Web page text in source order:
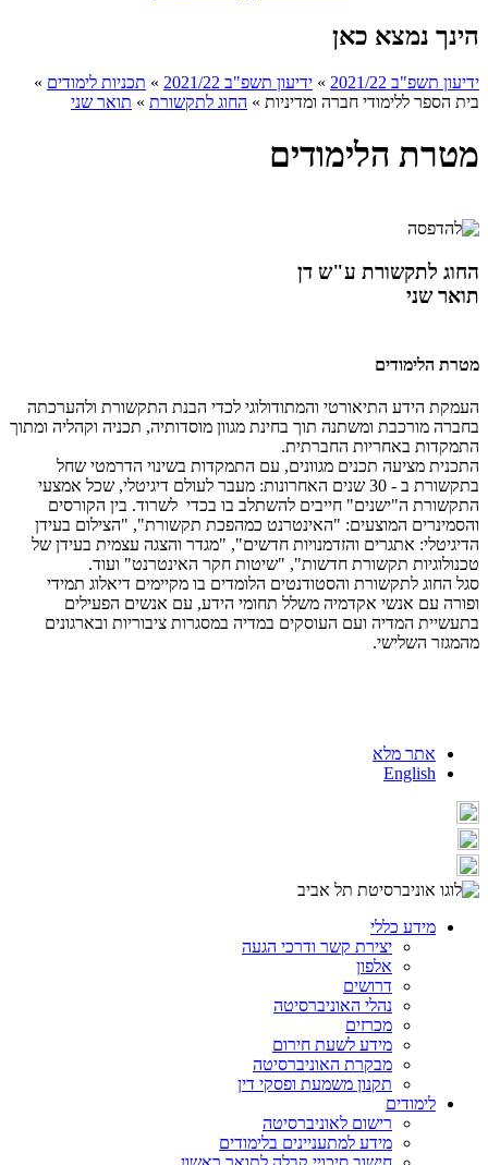
הינך נמצא כאן
ידיעון תשפ"ב 2021/22 » ידיעון תשפ"ב 2021/22 » תכניות לימודים »
בית הספר ללימודי חברה ומדיניות » החוג לתקשורת » תואר שני
מטרת הלימודים
החוג לתקשורת ע"ש דן
תואר שני
מטרת הלימודים
העמקת הידע התיאורטי והמתודולוגי לכדי הבנת התקשורת ולהערכתה
בחברה מורכבת ומשתנה תוך בחינת מגוון מוסדותיה, תכניה וקהליה ומתוך
התמקדות באחריות החברתית.
התכנית מציעה תכנים מגוונים, עם התמקדות בשינוי הדרמטי שחל
בתקשורת ב - 30 שנים האחרונות: מעבר לעולם דיגיטלי, שכל אמצעי
התקשורת ה"ישנים" חייבים להשתלב בו בכדי לשרוד. בין הקורסים
והסמינרים המוצעים: "האינטרנט כמהפכת תקשורת", "הצילום בעידן
הדיגיטלי: אתגרים והזדמנויות חדשים", "מגדר והצגה עצמית בעידן של
טכנולוגיות תקשורת חדשות", "שיטות חקר האינטרנט" ועוד.
סגל החוג לתקשורת והסטודנטים הלומדים בו מקיימים דיאלוג תמידי
ופורה עם אנשי אקדמיה משלל תחומי הידע, עם אנשים הפעילים
בתעשיית המדיה ועם העוסקים במדיה במסגרות ציבוריות ובארגונים
מהמגזר השלישי.
אתר מלא
English
מידע כללי
יצירת קשר ודרכי הגעה
אלפון
דרושים
נהלי האוניברסיטה
מכרזים
מידע לשעת חירום
מבקרת האוניברסיטה
תקנון משמעת ופסקי דין
לימודים
רישום לאוניברסיטה
מידע למתעניינים בלימודים